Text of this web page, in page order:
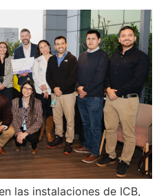
las instalaciones de ICB,